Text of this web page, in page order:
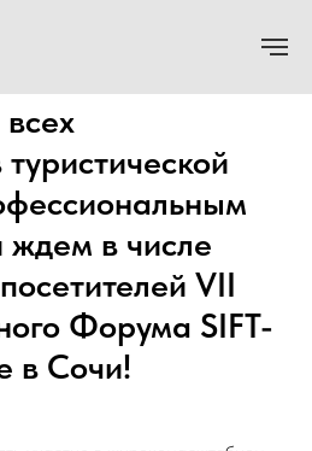
ждем в числе
VII
Форума SIFT-
в Сочи!